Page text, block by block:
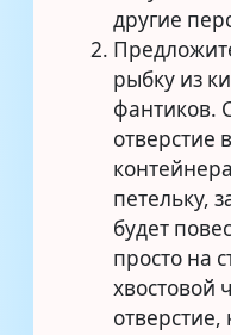
другие
рыбку из
фантиков.
отверстие
петельку,
будет
просто на
хвостовой
отверстие,